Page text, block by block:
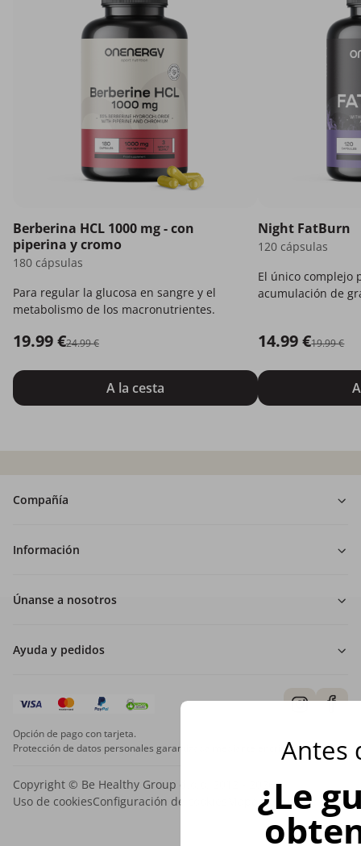
Berberina HCL 1000 mg - con
piperina y cromo
180 cápsulas
Para regular la glucosa en sangre y el
metabolismo de los macronutrientes.
19.99 €24.99 €
A la cesta
Night FatBurn
120 cápsulas
El único complejo
acumulación de
14.99 €19.99 €
Compañía
Información
Únanse a nosotros
Ayuda y pedidos
Opción de pago con tarjeta.
Protección de datos personales garantizada mediante encriptación SSL.
Copyright © Be Healthy Group d.o.o. 2012 - 2026
Uso de cookiesConfiguración de cookies Mapa del sitio
Antes
¿Le